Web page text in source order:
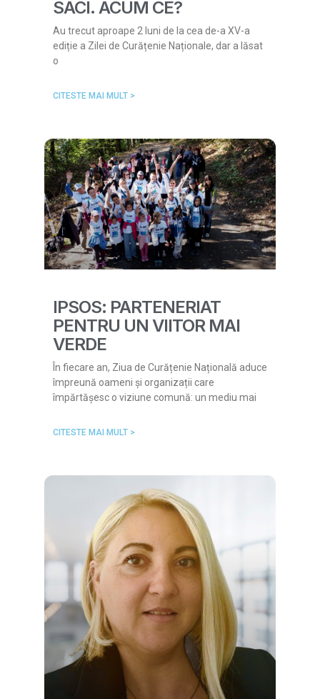
SACI. ACUM CE?
Au trecut aproape 2 luni de la cea de-a XV-a
ediție a Zilei de Curățenie Naționale, dar a lăsat
o
CITESTE MAI MULT >
IPSOS: PARTENERIAT
PENTRU UN VIITOR MAI
VERDE
În fiecare an, Ziua de Curățenie Națională aduce
împreună oameni și organizații care
împărtășesc o viziune comună: un mediu mai
CITESTE MAI MULT >